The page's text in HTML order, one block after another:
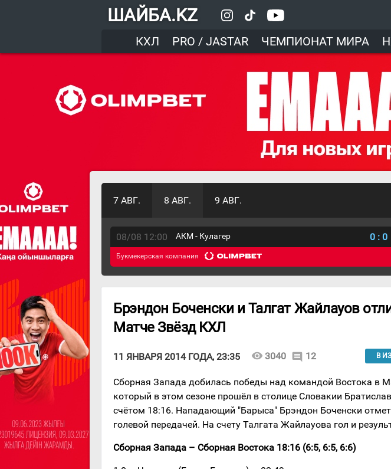
ШАЙБА.KZ
КХЛ
PRO / JASTAR ЧЕМПИОНАТ МИРА
7 АВГ. 8 АВГ. 9 АВГ.
08/08 12:00 АКМ - Кулагер 0 : 0
Букмекерская компания
Брэндон Боченски и Талгат Жайлауов
Матче Звёзд КХЛ
11 ЯНВАРЯ 2014 ГОДА, 23:35 visibility 3040 comment 12 В
Сборная Запада добилась победы над командой Востока в
который в этом сезоне прошёл в столице Словакии
счётом 18:16. Нападающий "Барыса" Брэндон Боченски
голевой передачей. На счету Талгата Жайлауова гол и
Сборная Запада – Сборная Востока 18:16 (6:5, 6:5, 6:6)